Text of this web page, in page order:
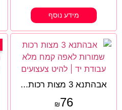
מידע נוסף
אבהתנא 3 מצות רכות...
₪76